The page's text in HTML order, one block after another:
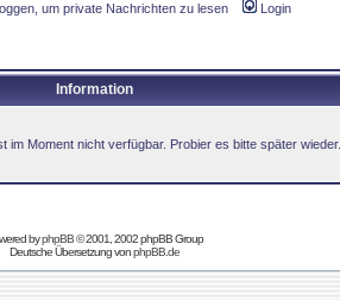
um private Nachrichten zu lesen Login
Information
im Moment nicht verfügbar. Probier es bitte später wieder.
byphpBB© 2001, 2002 phpBB Group
Deutsche Übersetzung vonphpBB.de